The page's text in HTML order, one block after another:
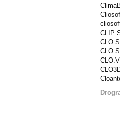
CLIP
CLO
CLO